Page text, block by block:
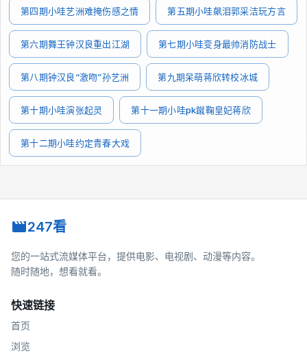
第四期小哇艺洲难掩伤感之情 第五期小哇飙泪郭采洁玩方言
第六期舞王钟汉良重出江湖 第七期小哇变身最帅消防战士
第八期钟汉良“激吻”孙艺洲 第九期呆萌蒋欣转校冰城
第十期小哇演张起灵 第十一期小哇pk蹴鞠皇妃蒋欣
第十二期小哇约定青春大戏
247看
您的一站式流媒体平台，提供电影、电视剧、动漫等内容。
随时随地，想看就看。
快速链接
首页
浏览